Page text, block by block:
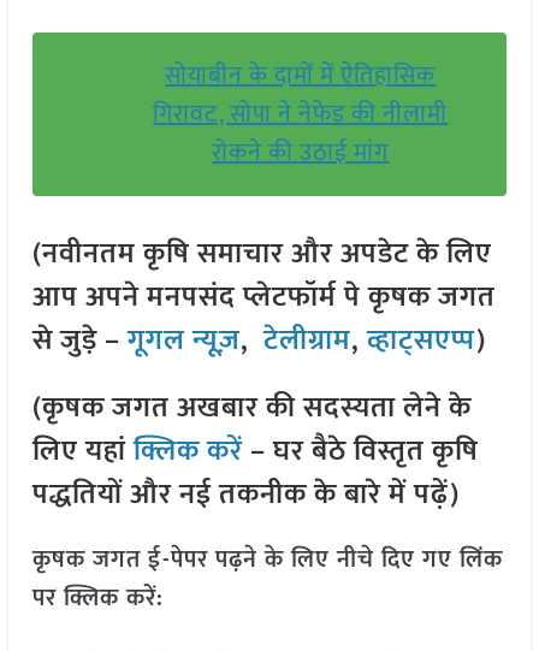
सोयाबीन के दामों में ऐतिहासिक
गिरावट, सोपा ने नेफेड की नीलामी
रोकने की उठाई मांग
(नवीनतम कृषि समाचार और अपडेट के लिए
आप अपने मनपसंद प्लेटफॉर्म पे कृषक जगत
से जुड़े –गूगल न्यूज़,टेलीग्राम,व्हाट्सएप्प)
(कृषक जगत अखबार की सदस्यता लेने के
लिए यहांक्लिक करें– घर बैठे विस्तृत कृषि
पद्धतियों और नई तकनीक के बारे में पढ़ें)
कृषक जगत ई-पेपर पढ़ने के लिए नीचे दिए गए लिंक
पर क्लिक करें: